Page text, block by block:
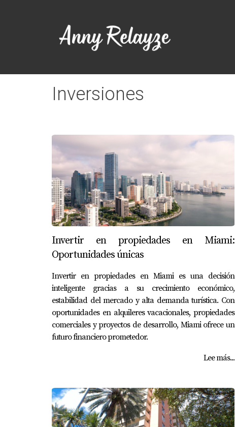
Inversiones
Invertir en propiedades en Miami:
Oportunidades únicas
Invertir en propiedades en Miami es una decisión
inteligente gracias a su crecimiento económico,
estabilidad del mercado y alta demanda turística. Con
oportunidades en alquileres vacacionales, propiedades
comerciales y proyectos de desarrollo, Miami ofrece un
futuro financiero prometedor.
Lee más...